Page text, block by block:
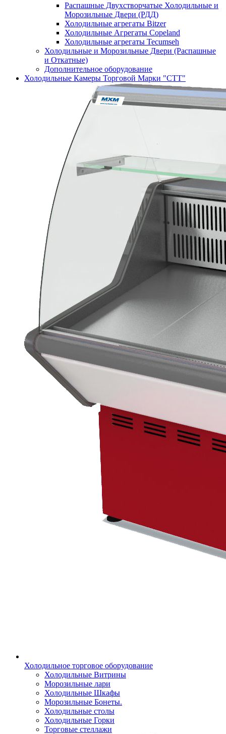
Распашные Двухстворчатые Холодильные и
Морозильные Двери (РДД)
Холодильные агрегаты Bitzer
Холодильные Агрегаты Copeland
Холодильные агрегаты Tecumseh
Холодильные и Морозильные Двери (Распашные
и Откатные)
Дополнительное оборудование
Холодильные Камеры Торговой Марки "СТТ"
Холодильное торговое оборудование
Холодильные Витрины
Морозильные лари
Холодильные Шкафы
Морозильные Бонеты.
Холодильные столы
Холодильные Горки
Торговые стеллажи